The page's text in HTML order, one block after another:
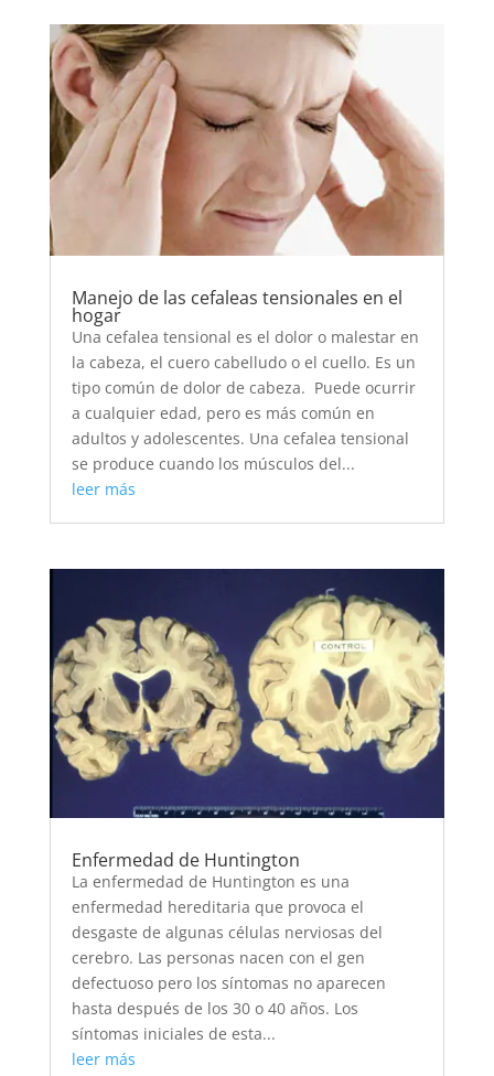
Manejo de las cefaleas tensionales en el
hogar
Una cefalea tensional es el dolor o malestar en
la cabeza, el cuero cabelludo o el cuello. Es un
tipo común de dolor de cabeza. Puede ocurrir
a cualquier edad, pero es más común en
adultos y adolescentes. Una cefalea tensional
se produce cuando los músculos del...
leer más
Enfermedad de Huntington
La enfermedad de Huntington es una
enfermedad hereditaria que provoca el
desgaste de algunas células nerviosas del
cerebro. Las personas nacen con el gen
defectuoso pero los síntomas no aparecen
hasta después de los 30 o 40 años. Los
síntomas iniciales de esta...
leer más